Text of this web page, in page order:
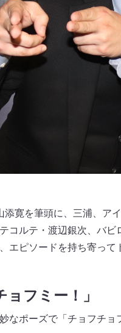
寛を筆頭に、三浦、ア
コルテ・渡辺銀次、バ
エピソードを持ち寄って
フミー！」
なポーズで「チョフチョ